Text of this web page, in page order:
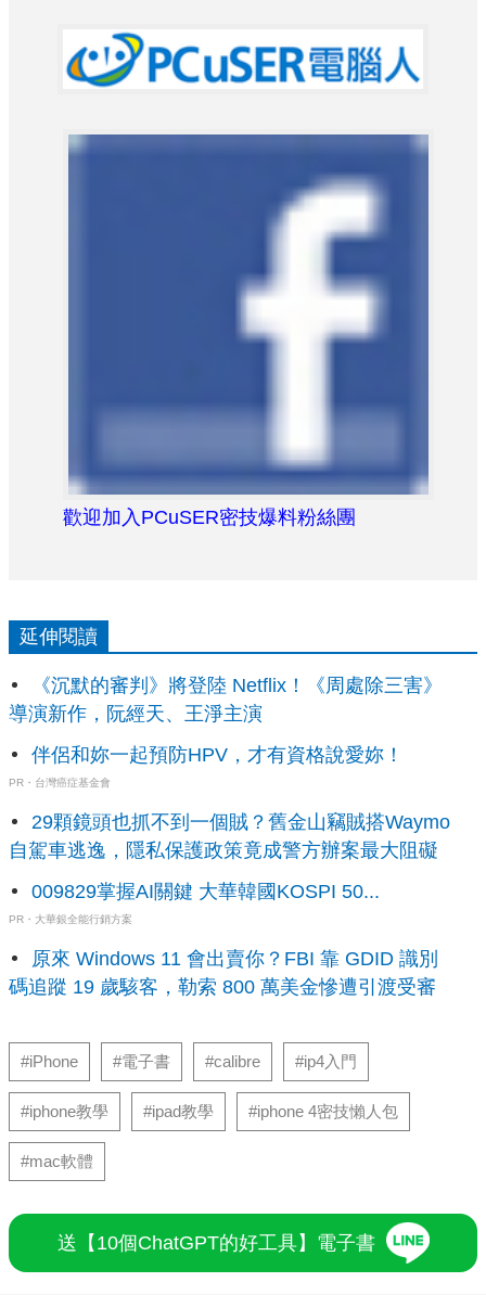
歡迎加入PCuSER密技爆料粉絲團
延伸閱讀
《沉默的審判》將登陸 Netflix！《周處除三害》
導演新作，阮經天、王淨主演
伴侶和妳一起預防HPV，才有資格說愛妳！
PR・台灣癌症基金會
29顆鏡頭也抓不到一個賊？舊金山竊賊搭Waymo
自駕車逃逸，隱私保護政策竟成警方辦案最大阻礙
009829掌握AI關鍵 大華韓國KOSPI 50...
PR・大華銀全能行銷方案
原來 Windows 11 會出賣你？FBI 靠 GDID 識別
碼追蹤 19 歲駭客，勒索 800 萬美金慘遭引渡受審
#iPhone #電子書 #calibre #ip4入門
#iphone教學 #ipad教學 #iphone 4密技懶人包
#mac軟體
送【10個ChatGPT的好工具】電子書